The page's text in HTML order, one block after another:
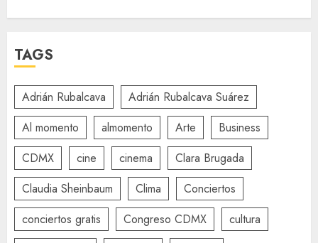
TAGS
Adrián Rubalcava
Adrián Rubalcava Suárez
Al momento
almomento Arte
Business
CDMX
cine cinema
Clara Brugada
Claudia Sheinbaum
Clima
Conciertos
conciertos gratis
Congreso CDMX
cultura